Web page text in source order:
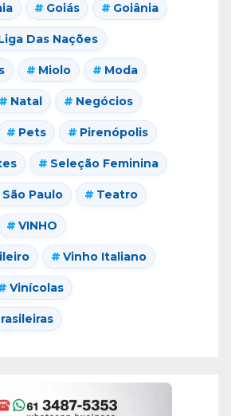
Goiás Goiânia
Das Nações
Miolo Moda
Natal Negócios
Pets Pirenópolis
Seleção Feminina
São Paulo Teatro
VINHO
Vinho Italiano
Vinícolas